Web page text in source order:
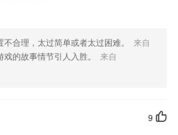
不合理，太过简单或者太过困难。
来自
戏的故事情节引人入胜。
来自
9